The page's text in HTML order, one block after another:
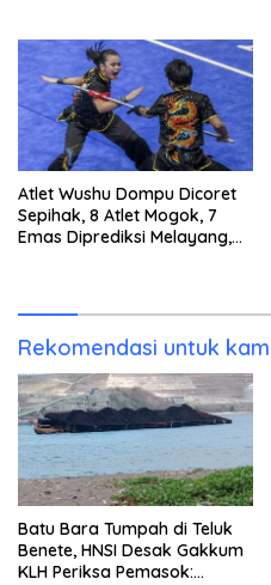
Atlet Wushu Dompu Dicoret
Sepihak, 8 Atlet Mogok, 7
Emas Diprediksi Melayang,
Rekomendasi untuk
Batu Bara Tumpah di Teluk
Benete, HNSI Desak Gakkum
KLH Periksa Pemasok: